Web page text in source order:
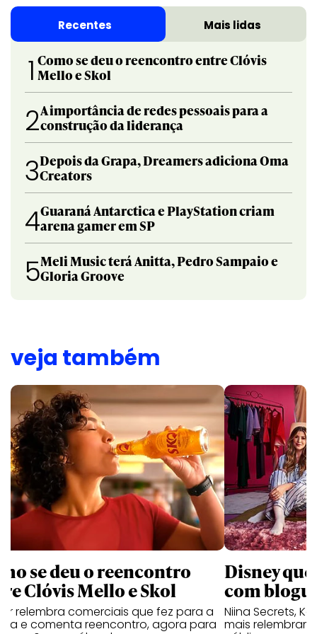
Recentes Mais lidas
1 Como se deu o reencontro entre Clóvis
Mello e Skol
2A importância de redes pessoais para a
construção da liderança
3Depois da Grapa, Dreamers adiciona Oma
Creators
4Guaraná Antarctica e PlayStation criam
arena gamer em SP
5Meli Music terá Anitta, Pedro Sampaio e
Gloria Groove
veja também
se deu o reencontro
Clóvis Mello e Skol
relembra comerciais que fez para a
e comenta reencontro, agora para
Disney
com
Niina Secrets,
mais